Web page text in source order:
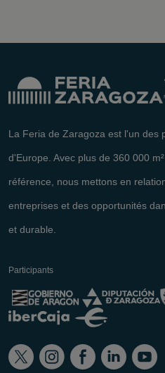
La Feria de Zaragoza est l'un des
d'Europe. Avec plus de 360 000
référence, nous mettons en
entreprises et des opportunités
et durable.
Participants